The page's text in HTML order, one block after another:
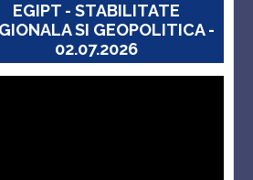
EGIPT - STABILITATE
SI GEOPOLITICA -
02.07.2026